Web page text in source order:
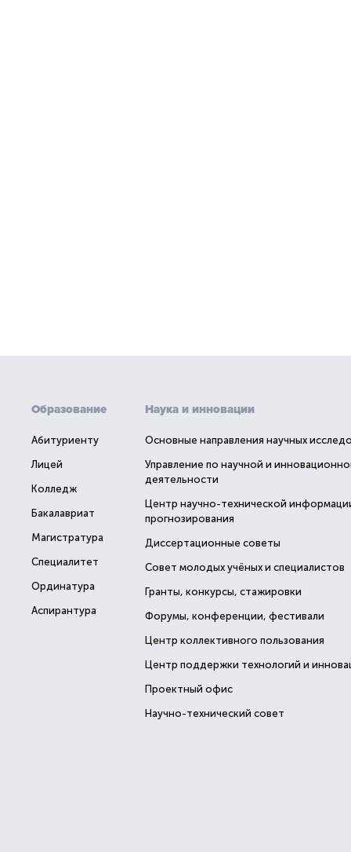
Образование
Абитуриенту
Лицей
Колледж
Бакалавриат
Магистратура
Специалитет
Ординатура
Аспирантура
Наука и инновации
Основные направления научных
Управление по научной и
деятельности
Центр научно-технической
прогнозирования
Диссертационные советы
Совет молодых учёных и специалистов
Гранты, конкурсы, стажировки
Форумы, конференции, фестивали
Центр коллективного пользования
Центр поддержки технологий и
Проектный офис
Научно-технический совет